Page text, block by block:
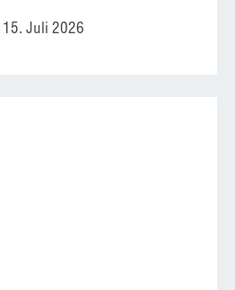
15. Juli 2026